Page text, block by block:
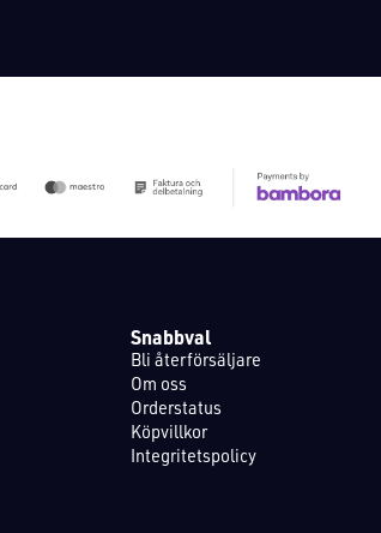
Snabbval
Bli återförsäljare
Om oss
Orderstatus
Köpvillkor
Integritetspolicy